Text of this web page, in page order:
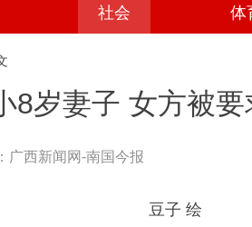
社会 体
8岁妻子 女方被
广西新闻网-南国今报
豆子 绘